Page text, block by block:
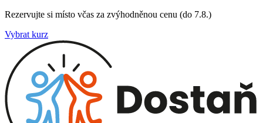
Rezervujte si místo včas za zvýhodněnou cenu (do 7.8.)
Vybrat kurz